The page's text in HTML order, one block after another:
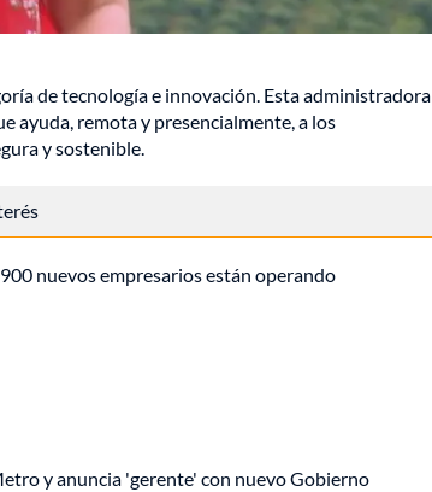
de tecnología e innovación. Esta administradora
ayuda, remota y presencialmente, a los
y sostenible.
900 nuevos empresarios están operando
y anuncia 'gerente' con nuevo Gobierno